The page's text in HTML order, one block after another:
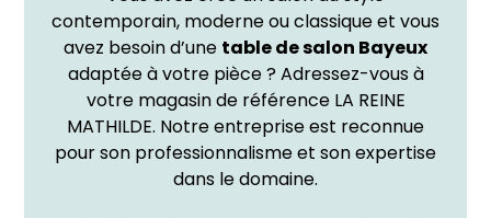
contemporain, moderne ou classique et vous
avez besoin d’une table de salon Bayeux
adaptée à votre pièce ? Adressez-vous à
votre magasin de référence LA REINE
MATHILDE. Notre entreprise est reconnue
pour son professionnalisme et son expertise
dans le domaine.